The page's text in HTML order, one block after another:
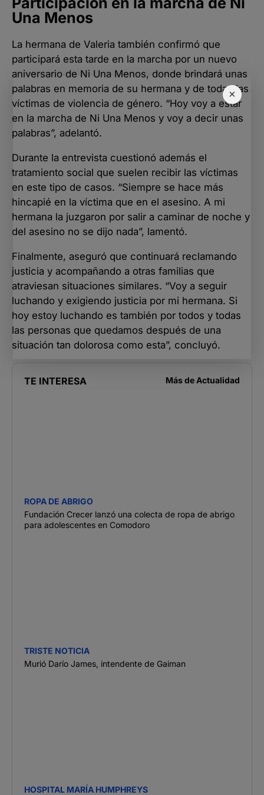
×
Una Menos
La hermana de Valeria también confirmó que
participará esta tarde en la marcha por un nuevo
aniversario de Ni Una Menos, donde brindará unas
palabras en memoria de su hermana y de todas las
víctimas de violencia de género. “Hoy voy a estar
en la marcha de Ni Una Menos y voy a decir unas
palabras”, adelantó.
Durante la entrevista cuestionó además el
tratamiento social que suelen recibir las víctimas
en este tipo de casos. “Siempre se hace más
hincapié en la víctima que en el asesino. A mi
hermana la juzgaron por salir a caminar de noche y
del asesino no se dijo nada”, lamentó.
Finalmente, aseguró que continuará reclamando
justicia y acompañando a otras familias que
atraviesan situaciones similares. “Voy a seguir
luchando y exigiendo justicia por mi hermana. Si
hoy estoy luchando es también por todos y todas
las personas que quedamos después de una
situación tan dolorosa como esta”, concluyó.
TE INTERESA Más de Actualidad
ROPA DE ABRIGO
Fundación Crecer lanzó una colecta de ropa de abrigo
para adolescentes en Comodoro
TRISTE NOTICIA
Murió Darío James, intendente de Gaiman
HOSPITAL MARÍA HUMPHREYS